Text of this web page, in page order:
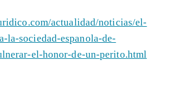
actualidad/noticias/el-
la-sociedad-espanola-de-
el-honor-de-un-perito.html